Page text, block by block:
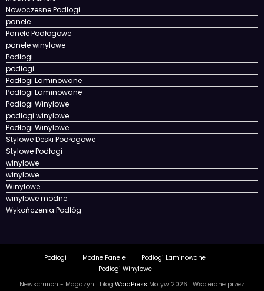
Nowoczesne Podłogi
panele
Panele Podłogowe
panele winylowe
Podłogi
podłogi
Podłogi Laminowane
Podłogi Laminowane
Podłogi Winylowe
podłogi winylowe
Podłogi Winylowe
Stylowe Deski Podłogowe
Stylowe Podłogi
winylowe
winylowe
Winylowe
winylowe modne
Wykończenia Podłóg
Podłogi Modne Panele
Podłogi Laminowane
Podłogi Winylowe
Newscrunch - Magazyn i blog WordPress
Motyw 2026 | Wspierane przez